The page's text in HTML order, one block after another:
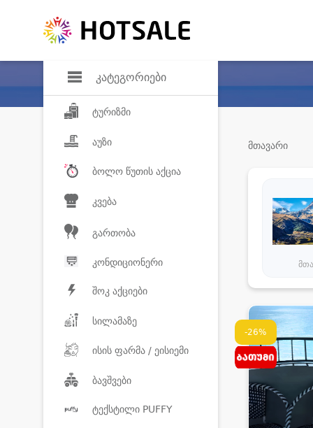
კატეგორიები
ტურიზმი
აუზი
ბოლო წუთის აქცია
კვება
გართობა
კონდიციონერი
შოკ აქციები
სილამაზე
ისის ფარმა / ეისიემი
ბავშვები
ტექსტილი PUFFY
მთავარი
მთა
-26%